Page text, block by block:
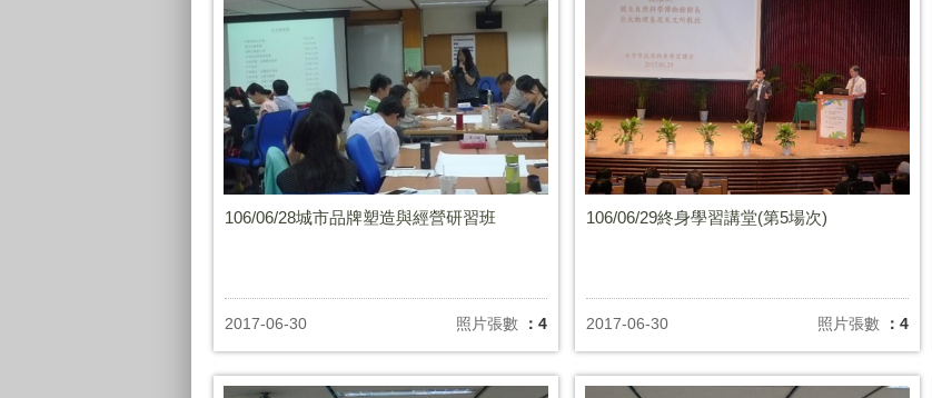
106/06/28城市品牌塑造與經營研習班
2017-06-30 照片張數 ：4
106/06/29終身學習講堂(第5場次)
2017-06-30 照片張數 ：4